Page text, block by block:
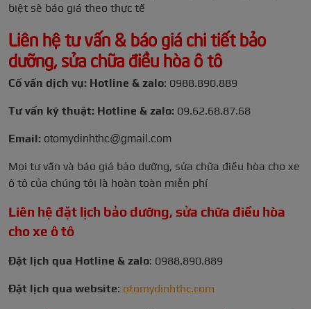
biệt sẽ báo giá theo thực tế
Liên hệ tư vấn & báo giá chi tiết bảo
dưỡng, sửa chữa điều hòa ô tô
Cố vấn dịch vụ: Hotline & zalo: 0988.890.889
Tư vấn kỹ thuật: Hotline & zalo: 09.62.68.87.68
Email: otomydinhthc@gmail.com
Mọi tư vấn và báo giá bảo dưỡng, sửa chữa điều hòa cho xe
ô tô của chúng tôi là hoàn toàn miễn phí
Liên hệ đặt lịch bảo dưỡng, sửa chữa điều hòa
cho xe ô tô
Đặt lịch qua Hotline & zalo: 0988.890.889
Đặt lịch qua website: otomydinhthc.com